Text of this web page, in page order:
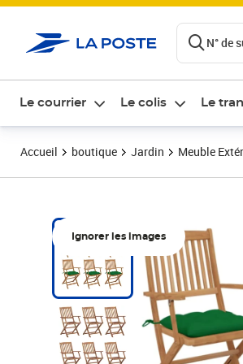
N° de
Le courrier Le colis Le
Accueil boutique Jardin Meuble
Ignorer les images